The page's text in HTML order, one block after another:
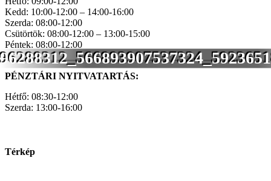
Kedd: 10:00-12:00 – 14:00-16:00
Szerda: 08:00-12:00
Csütörtök: 08:00-12:00 – 13:00-15:00
Péntek: 08:00-12:00
PÉNZTÁRI NYITVATARTÁS:
Hétfő: 08:30-12:00
Szerda: 13:00-16:00
Térkép